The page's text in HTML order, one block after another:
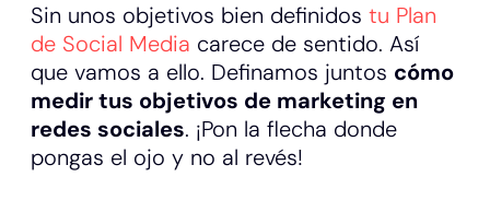
Sin unos objetivos bien definidos tu Plan
de Social Media carece de sentido. Así
que vamos a ello. Definamos juntos cómo
medir tus objetivos de marketing en
redes sociales. ¡Pon la flecha donde
pongas el ojo y no al revés!